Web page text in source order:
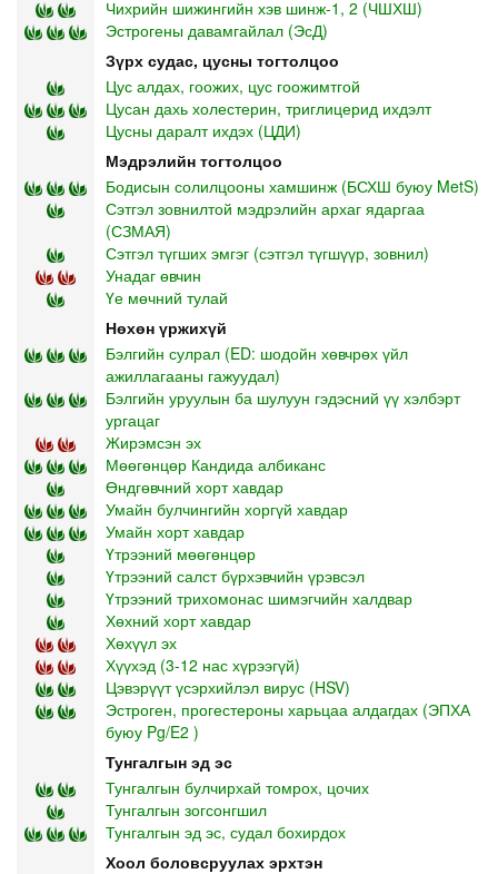
Чихрийн шижингийн хэв шинж-1, 2 (ЧШХШ)
Эстрогены давамгайлал (ЭсД)
Зүрх судас, цусны тогтолцоо
Цус алдах, гоожих, цус гоожимтгой
Цусан дахь холестерин, триглицерид ихдэлт
Цусны даралт ихдэх (ЦДИ)
Мэдрэлийн тогтолцоо
Бодисын солилцооны хамшинж (БСХШ буюу MetS)
Сэтгэл зовнилтой мэдрэлийн архаг ядаргаа
(СЗМАЯ)
Сэтгэл түгших эмгэг (сэтгэл түгшүүр, зовнил)
Унадаг өвчин
Үе мөчний тулай
Нөхөн үржихүй
Бэлгийн сулрал (ED: шодойн хөвчрөх үйл
ажиллагааны гажуудал)
Бэлгийн уруулын ба шулуун гэдэсний үү хэлбэрт
ургацаг
Жирэмсэн эх
Мөөгөнцөр Кандида албиканс
Өндгөвчний хорт хавдар
Умайн булчингийн хоргүй хавдар
Умайн хорт хавдар
Үтрээний мөөгөнцөр
Үтрээний салст бүрхэвчийн үрэвсэл
Үтрээний трихомонас шимэгчийн халдвар
Хөхний хорт хавдар
Хөхүүл эх
Хүүхэд (3-12 нас хүрээгүй)
Цэвэрүүт үсэрхийлэл вирус (HSV)
Эстроген, прогестероны харьцаа алдагдах (ЭПХА
буюу Pg/E2 )
Тунгалгын эд эс
Тунгалгын булчирхай томрох, цочих
Тунгалгын зогсонгшил
Тунгалгын эд эс, судал бохирдох
Хоол боловсруулах эрхтэн